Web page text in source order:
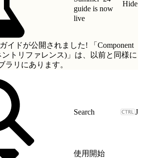
guide is now
live
Hide
イドが公開されました!
「Component
トリファレンス)」 は、以前と同様に
ラリにあります。
J
使用開始